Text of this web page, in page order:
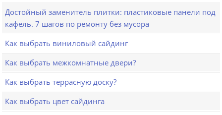
Достойный заменитель плитки: пластиковые панели под
кафель. 7 шагов по ремонту без мусора
Как выбрать виниловый сайдинг
Как выбрать межкомнатные двери?
Как выбрать террасную доску?
Как выбрать цвет сайдинга